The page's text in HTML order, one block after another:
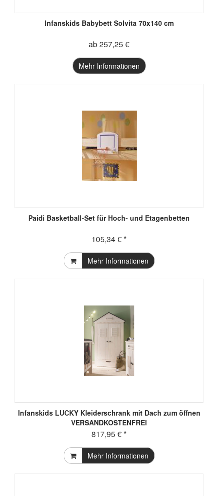
Infanskids Babybett Solvita 70x140 cm
ab 257,25 €
Mehr Informationen
Paidi Basketball-Set für Hoch- und Etagenbetten
105,34 € *
Mehr Informationen
Infanskids LUCKY Kleiderschrank mit Dach zum öffnen
VERSANDKOSTENFREI
817,95 € *
Mehr Informationen